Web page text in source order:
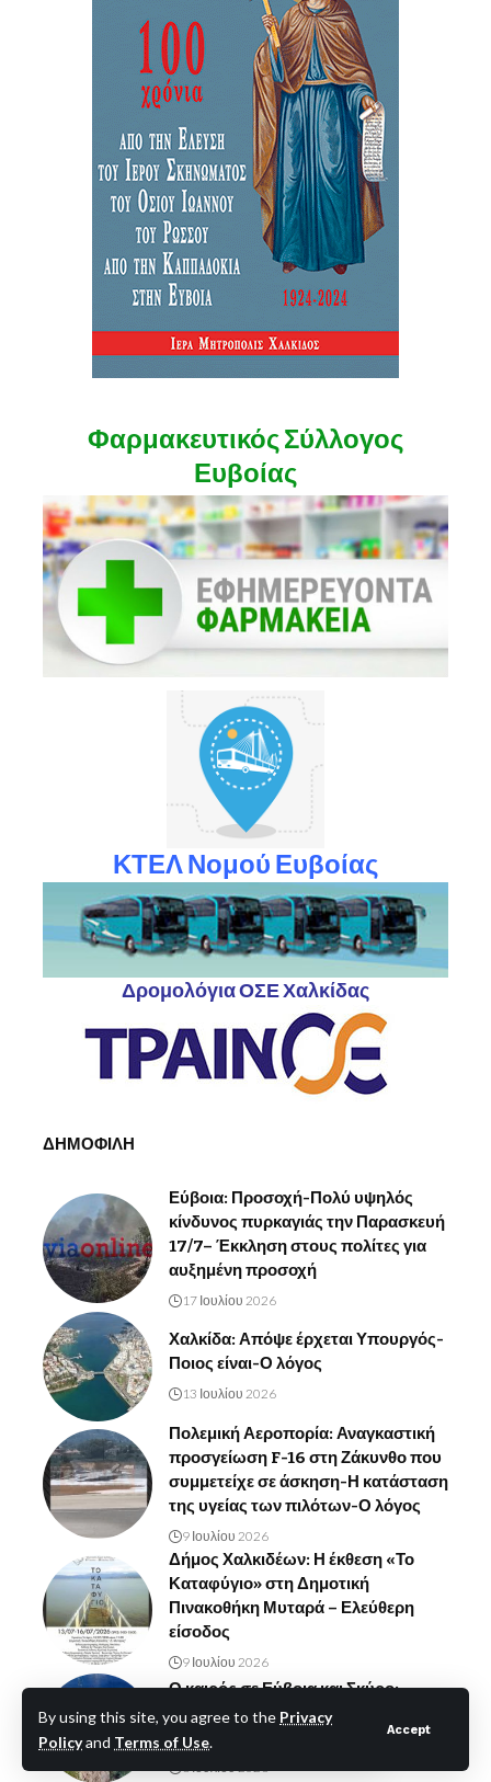
By using this site, you agree to the Privacy
Policyand Terms of Use.
Accept
Φαρμακευτικός Σύλλογος
Ευβοίας
ΚΤΕΛ Νομού Ευβοίας
Δρομολόγια ΟΣΕ Χαλκίδας
ΔΗΜΟΦΙΛΗ
Εύβοια: Προσοχή-Πολύ υψηλός
κίνδυνος πυρκαγιάς την Παρασκευή
17/7– Έκκληση στους πολίτες για
αυξημένη προσοχή
17 Ιουλίου 2026
Χαλκίδα: Απόψε έρχεται Υπουργός-
Ποιος είναι-Ο λόγος
13 Ιουλίου 2026
Πολεμική Αεροπορία: Αναγκαστική
προσγείωση F-16 στη Ζάκυνθο που
συμμετείχε σε άσκηση-Η κατάσταση
της υγείας των πιλότων-Ο λόγος
9 Ιουλίου 2026
Δήμος Χαλκιδέων: Η έκθεση «Το
Καταφύγιο» στη Δημοτική
Πινακοθήκη Μυταρά – Ελεύθερη
είσοδος
9 Ιουλίου 2026
Ο καιρός σε Εύβοια και Σκύρο:
Υψηλές θερμοκρασίες με κατά
τόπου βροχές
8 Ιουλίου 2026